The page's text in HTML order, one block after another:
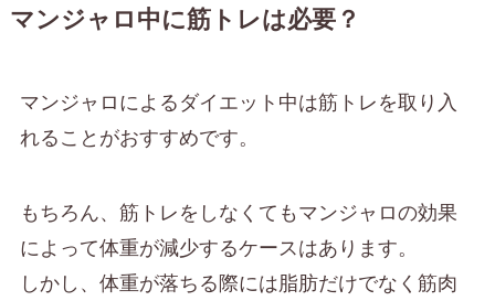
マンジャロ中に筋トレは必要？
マンジャロによるダイエット中は筋トレを取り入
れることがおすすめです。
もちろん、筋トレをしなくてもマンジャロの効果
によって体重が減少するケースはあります。
しかし、体重が落ちる際には脂肪だけでなく筋肉